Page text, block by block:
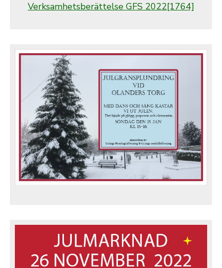
Verksamhetsberättelse GFS 2022[1764]